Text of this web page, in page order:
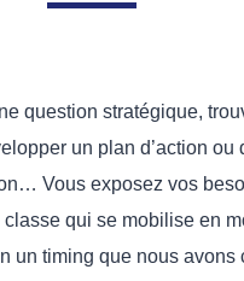
question stratégique,
un plan d’action ou
Vous exposez vos
classe qui se mobilise en
un timing que nous avons